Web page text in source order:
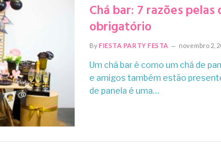
Chá bar: 7 razões
obrigatório
ByFIESTA PARTY FESTA novembro 2,
Um chá bar é como um chá de
e amigos também estão
de panela é uma…